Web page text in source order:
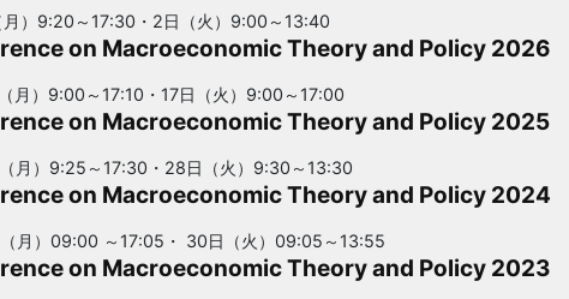
）9:20～17:30・2日（火）9:00～13:40
on Macroeconomic Theory and Policy 2026
月）9:00～17:10・17日（火）9:00～17:00
on Macroeconomic Theory and Policy 2025
月）9:25～17:30・28日（火）9:30～13:30
on Macroeconomic Theory and Policy 2024
月）09:00 ～17:05・ 30日（火）09:05～13:55
on Macroeconomic Theory and Policy 2023